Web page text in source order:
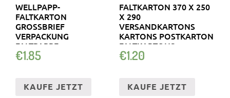
WELLPAPP-
FALTKARTON
GROSSBRIEF V
ERPACKUNG F
ALTPAPPE P
APPKARTON G
€1.85
KAUFE JETZT
FALTKARTON 370 X 250
X 290
VERSANDKARTONS
KARTONS POSTKARTON
FALTKARTONS
€1.20
KAUFE JETZT